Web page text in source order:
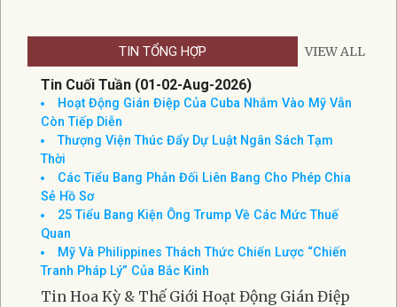
TIN TỔNG HỢP VIEW ALL
Tin Cuối Tuần (01-02-Aug-2026)
Hoạt Động Gián Điệp Của Cuba Nhắm Vào Mỹ Vẫn
Còn Tiếp Diễn
Thượng Viện Thúc Đẩy Dự Luật Ngân Sách Tạm
Thời
Các Tiểu Bang Phản Đối Liên Bang Cho Phép Chia
Sẻ Hồ Sơ
25 Tiểu Bang Kiện Ông Trump Về Các Mức Thuế
Quan
Mỹ Và Philippines Thách Thức Chiến Lược “Chiến
Tranh Pháp Lý” Của Bắc Kinh
Tin Hoa Kỳ & Thế Giới Hoạt Động Gián Điệp